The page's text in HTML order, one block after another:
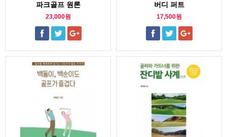
파크골프 원론
23,000원
버디 퍼트
17,500원